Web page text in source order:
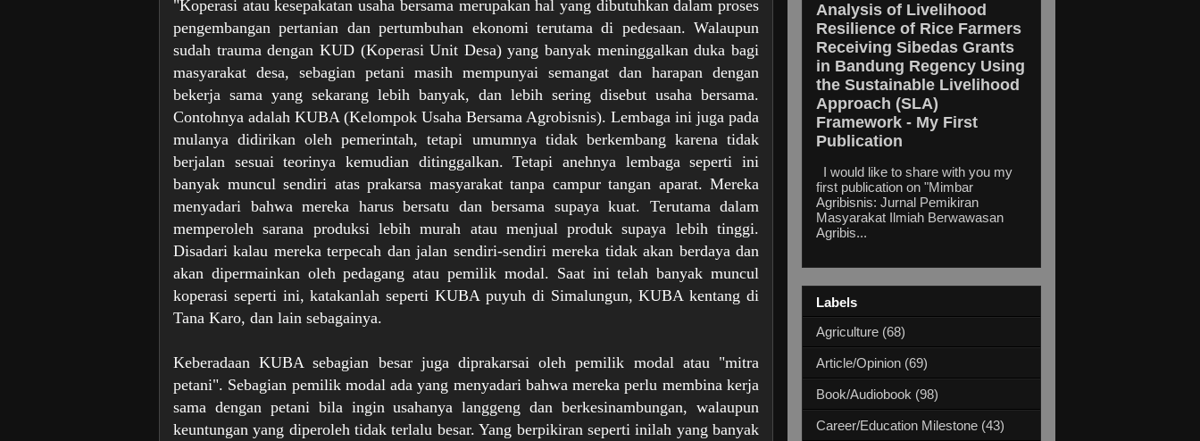
"Koperasi atau kesepakatan usaha bersama merupakan hal yang dibutuhkan dalam proses
pengembangan pertanian dan pertumbuhan ekonomi terutama di pedesaan. Walaupun
sudah trauma dengan KUD (Koperasi Unit Desa) yang banyak meninggalkan duka bagi
masyarakat desa, sebagian petani masih mempunyai semangat dan harapan dengan
bekerja sama yang sekarang lebih banyak, dan lebih sering disebut usaha bersama.
Contohnya adalah KUBA (Kelompok Usaha Bersama Agrobisnis). Lembaga ini juga pada
mulanya didirikan oleh pemerintah, tetapi umumnya tidak berkembang karena tidak
berjalan sesuai teorinya kemudian ditinggalkan. Tetapi anehnya lembaga seperti ini
banyak muncul sendiri atas prakarsa masyarakat tanpa campur tangan aparat. Mereka
menyadari bahwa mereka harus bersatu dan bersama supaya kuat. Terutama dalam
memperoleh sarana produksi lebih murah atau menjual produk supaya lebih tinggi.
Disadari kalau mereka terpecah dan jalan sendiri-sendiri mereka tidak akan berdaya dan
akan dipermainkan oleh pedagang atau pemilik modal. Saat ini telah banyak muncul
koperasi seperti ini, katakanlah seperti KUBA puyuh di Simalungun, KUBA kentang di
Tana Karo, dan lain sebagainya.
Keberadaan KUBA sebagian besar juga diprakarsai oleh pemilik modal atau "mitra
petani". Sebagian pemilik modal ada yang menyadari bahwa mereka perlu membina kerja
sama dengan petani bila ingin usahanya langgeng dan berkesinambungan, walaupun
keuntungan yang diperoleh tidak terlalu besar. Yang berpikiran seperti inilah yang banyak
Analysis of Livelihood
Resilience of Rice Farmers
Receiving Sibedas Grants
in Bandung Regency Using
the Sustainable Livelihood
Approach (SLA)
Framework - My First
Publication
I would like to share with you my
first publication on "Mimbar
Agribisnis: Jurnal Pemikiran
Masyarakat Ilmiah Berwawasan
Agribis...
Labels
Agriculture (68)
Article/Opinion (69)
Book/Audiobook (98)
Career/Education Milestone (43)